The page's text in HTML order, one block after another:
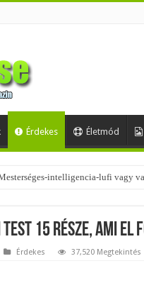
Érdekes Életmód
övtáskák továbbra is trendik –
test 15 része, ami el
Érdekes 37,520 Megtekintés